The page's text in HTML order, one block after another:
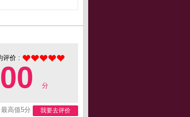
评价 :
分
高值5分 我要去评价